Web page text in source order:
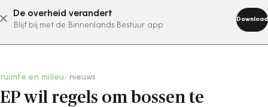
De overheid verandert
Blijf bij met de Binnenlands Bestuur app
Download
abonneer nu
ruimte en milieu nieuws
EP wil regels om bossen te